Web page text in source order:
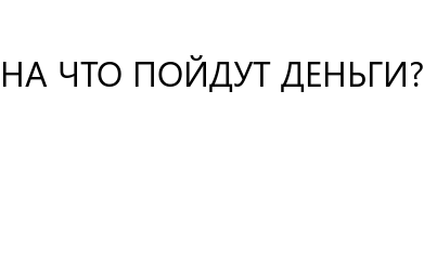
ЧТО ПОЙДУТ ДЕНЬГИ?